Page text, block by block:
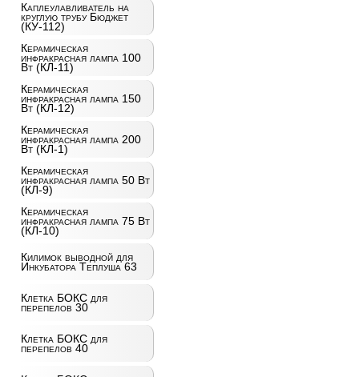
Каплеулавливатель на
круглую трубу Бюджет
(КУ-112)
Керамическая
инфракрасная лампа 100
Вт (КЛ-11)
Керамическая
инфракрасная лампа 150
Вт (КЛ-12)
Керамическая
инфракрасная лампа 200
Вт (КЛ-1)
Керамическая
инфракрасная лампа 50 Вт
(КЛ-9)
Керамическая
инфракрасная лампа 75 Вт
(КЛ-10)
Килимок выводной для
Инкубатора Теплуша 63
Клетка БОКС для
перепелов 30
Клетка БОКС для
перепелов 40